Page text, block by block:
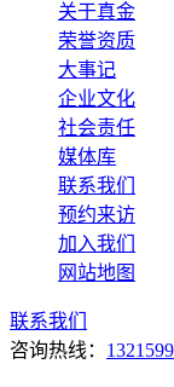
关于真金
荣誉资质
大事记
企业文化
社会责任
媒体库
联系我们
预约来访
加入我们
网站地图
联系我们
咨询热线：